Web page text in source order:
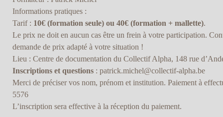
Informations pratiques :
Tarif : 10€ (formation seule) ou 40€ (formation + mallette).
Le prix ne doit en aucun cas être un frein à votre participation.
demande de prix adapté à votre situation !
Lieu : Centre de documentation du Collectif Alpha, 148 rue
Inscriptions et questions: patrick.michel@collectif-alpha.be
Merci de préciser vos nom, prénom et institution. Paiement à
5576
L’inscription sera effective à la réception du paiement.